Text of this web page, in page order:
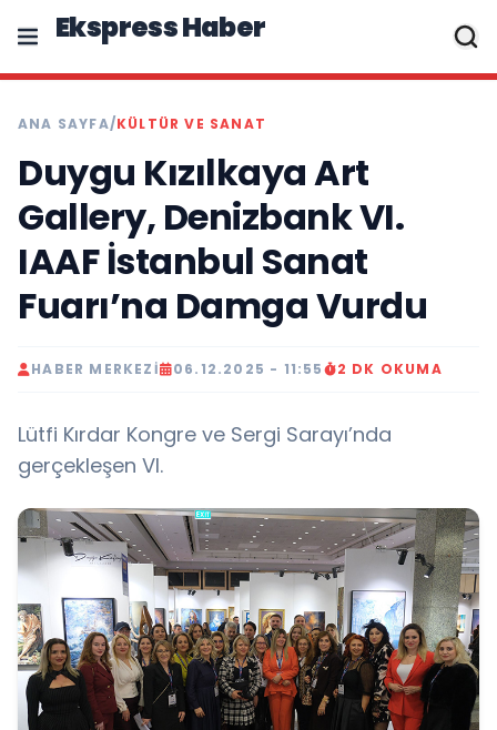
Ekspress Haber
ANA SAYFA/KÜLTÜR VE SANAT
Duygu Kızılkaya Art
Gallery, Denizbank VI.
IAAF İstanbul Sanat
Fuarı’na Damga Vurdu
HABER MERKEZI 06.12.2025 - 11:55 2 DK OKUMA
Lütfi Kırdar Kongre ve Sergi Sarayı’nda
gerçekleşen VI.